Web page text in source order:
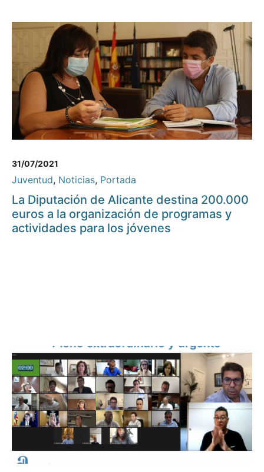
31/07/2021
Juventud, Noticias, Portada
La Diputación de Alicante destina 200.000
euros a la organización de programas y
actividades para los jóvenes